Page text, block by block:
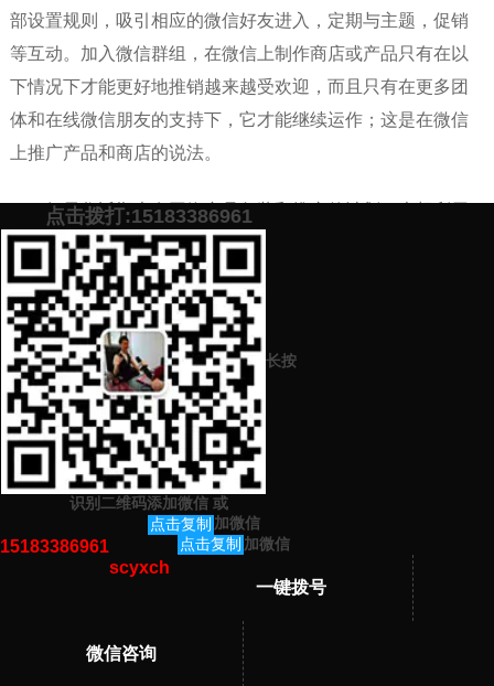
部设置规则，吸引相应的微信好友进入，定期与主题，促销
等互动。加入微信群组，在微信上制作商店或产品只有在以
下情况下才能更好地推销越来越受欢迎，而且只有在更多团
体和在线微信朋友的支持下，它才能继续运作；这是在微信
上推广产品和商店的说法。
如果您近期也有网络产品包装和推广的计划，也想利用
网络来增加产品曝光、提高产品销量，欢迎加下面微信，免
费提供高效的产品推广方案。
预约营销老师 添加微信号：scyxch
案！
上一篇：新品推广活动方案怎么做（产品推广方法学习）
下一篇：怎么利用微信推广产品（学会精准引流是关键）
猜你感兴趣的内容
暂无相关文章！
点击拨打:15183386961
长按
识别二维码添加微信 或
点击复制
15183386961
加微信
点击复制
scyxch
加微信
一键拨号
微信咨询